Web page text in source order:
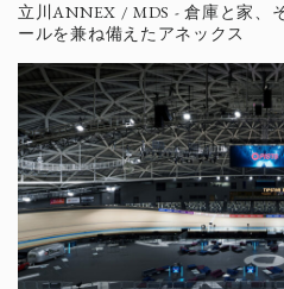
立川ANNEX / MDS - 倉庫と家、
ールを兼ね備えたアネックス